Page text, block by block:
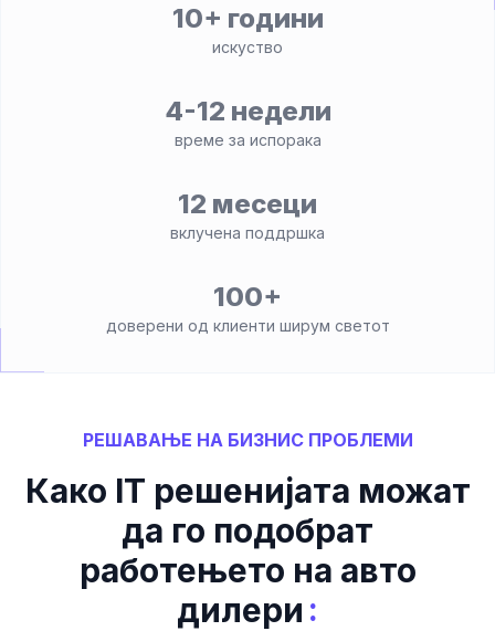
10+ години
искуство
4-12 недели
време за испорака
12 месеци
вклучена поддршка
100+
доверени од клиенти ширум светот
РЕШАВАЊЕ НА БИЗНИС ПРОБЛЕМИ
Како IT решенијата можат
да го подобрат
работењето на авто
дилери :